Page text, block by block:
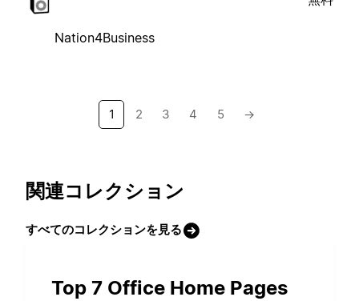
Nation4Business
1 2 3 4 5 →
関連コレクション
すべてのコレクションを見る
Top 7 Office Home Pages